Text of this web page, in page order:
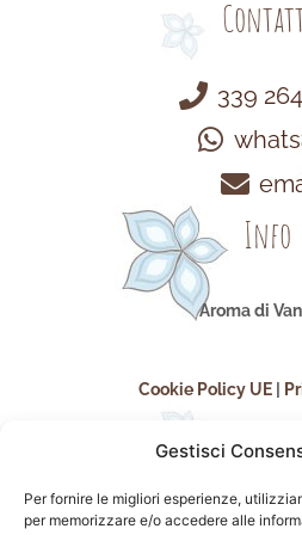
Gestisci
Per fornire le migliori esperienze,
per memorizzare e/o accedere alle
339
Info
Aroma di
Cookie Policy UE